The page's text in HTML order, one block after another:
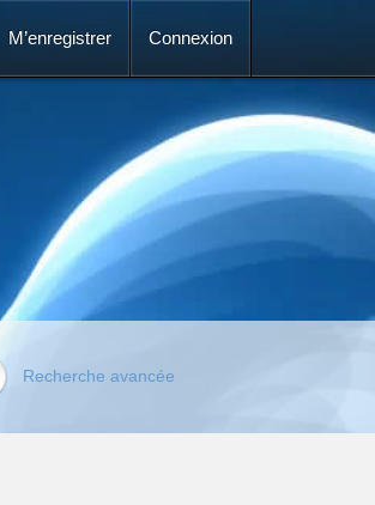
M’enregistrer Connexion
Recherche avancée